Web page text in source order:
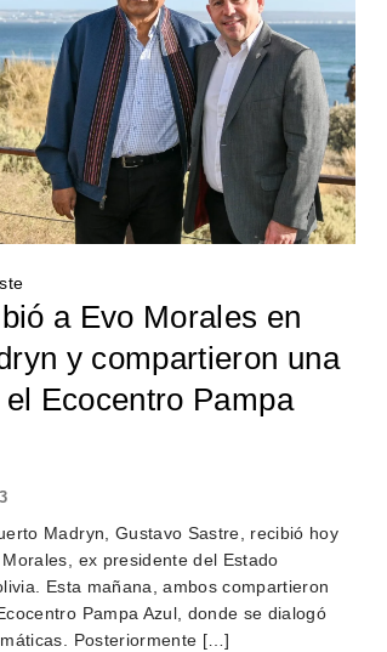
a Evo Morales en
y compartieron una
Ecocentro Pampa
Madryn, Gustavo Sastre, recibió hoy
ex presidente del Estado
Esta mañana, ambos compartieron
Pampa Azul, donde se dialogó
Posteriormente […]